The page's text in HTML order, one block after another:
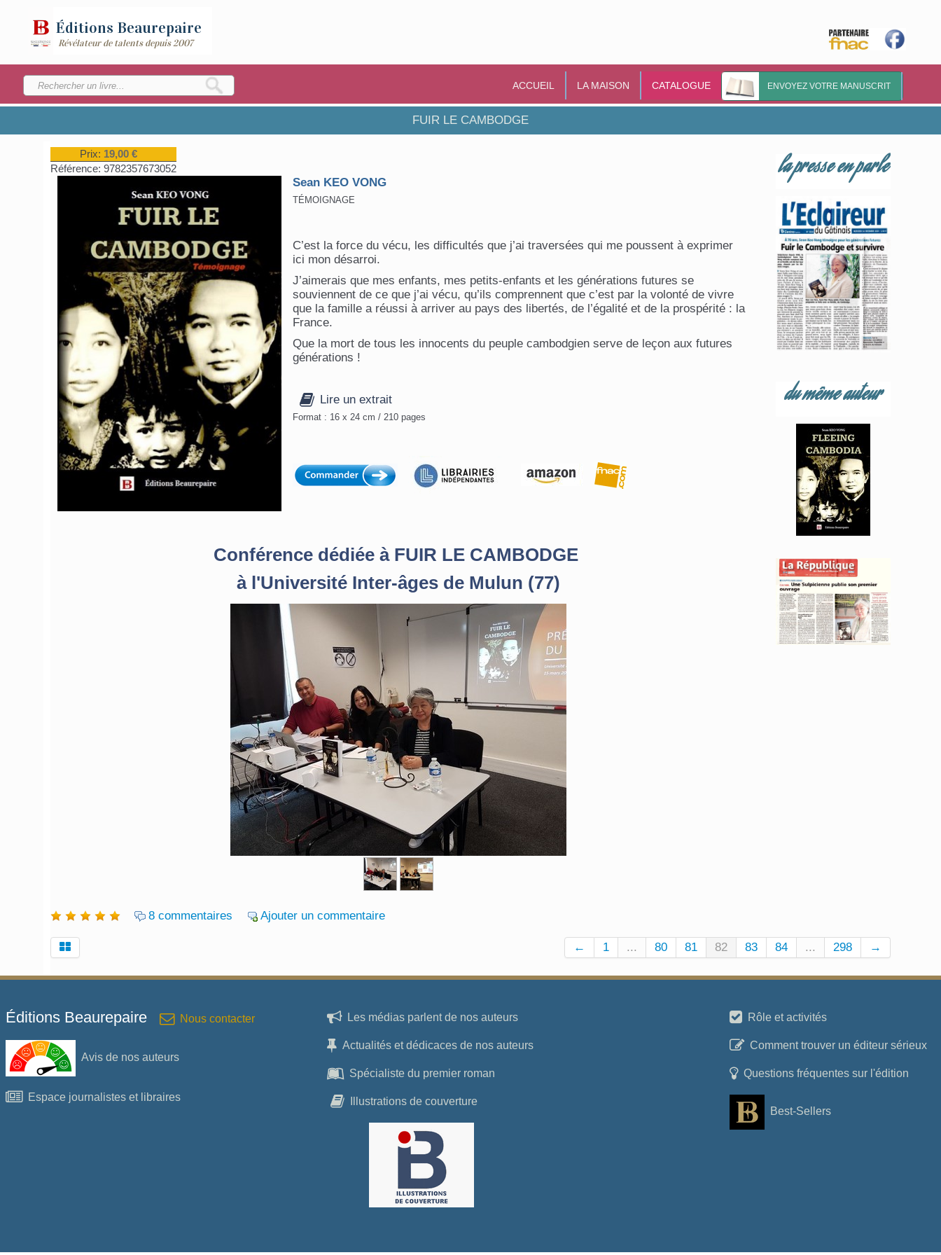
Éditions Beaurepaire
Révélateur de talents depuis 2007
ACCUEIL LA MAISON CATALOGUE ENVOYEZ VOTRE MANUSCRIT
FUIR LE CAMBODGE
Prix: 19,00 €
Référence: 9782357673052
Sean KEO VONG
TÉMOIGNAGE
C’est la force du vécu, les difficultés que j’ai traversées qui me poussent à exprimer
ici mon désarroi.
J’aimerais que mes enfants, mes petits-enfants et les générations futures se
souviennent de ce que j’ai vécu, qu’ils comprennent que c’est par la volonté de vivre
que la famille a réussi à arriver au pays des libertés, de l’égalité et de la prospérité : la
France.
Que la mort de tous les innocents du peuple cambodgien serve de leçon aux futures
générations !
Lire un extrait
Format : 16 x 24 cm / 210 pages
Conférence dédiée à FUIR LE CAMBODGE
à l'Université Inter-âges de Mulun (77)
8 commentaires Ajouter un commentaire
la presse en parle
du même auteur
← 1 ... 80 81 82 83 84 ... 298 →
Éditions Beaurepaire Nous contacter
Avis de nos auteurs
Espace journalistes et libraires
Les médias parlent de nos auteurs
Actualités et dédicaces de nos auteurs
Spécialiste du premier roman
Illustrations de couverture
Rôle et activités
Comment trouver un éditeur sérieux
Questions fréquentes sur l'édition
Best-Sellers